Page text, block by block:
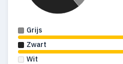
Grijs
Zwart
Wit